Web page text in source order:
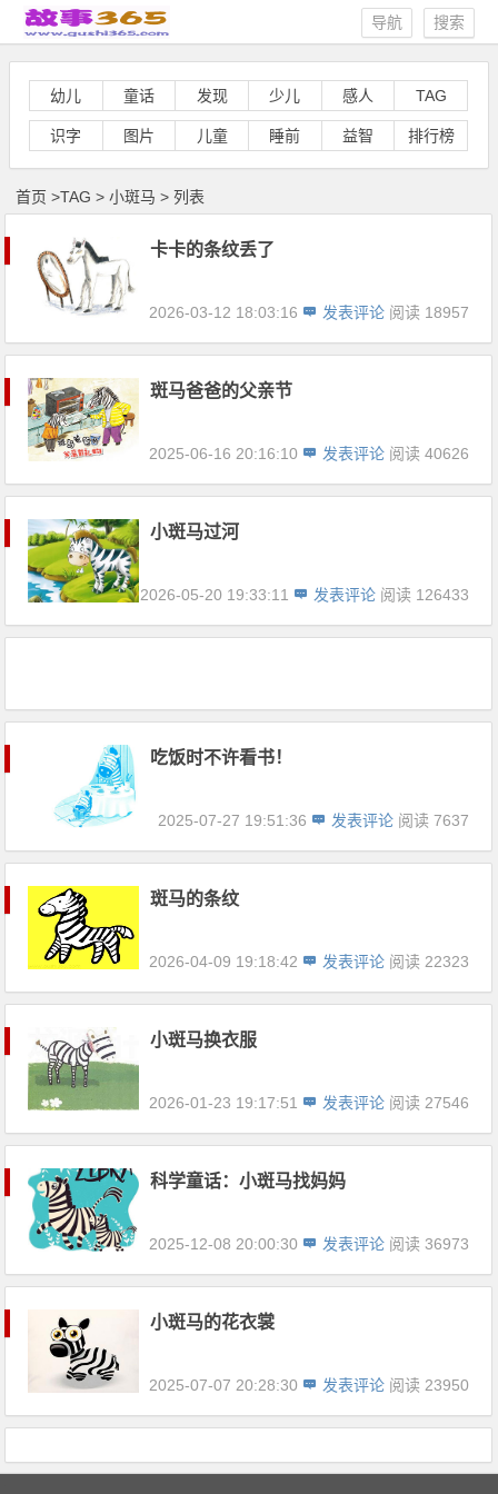
搜索
导航
幼儿 童话 发现 少儿 感人 TAG
识字 图片 儿童 睡前 益智 排行榜
首页 >TAG >小斑马 > 列表
卡卡的条纹丢了
2026-03-12 18:03:16 发表评论 阅读 18957
斑马爸爸的父亲节
2025-06-16 20:16:10 发表评论 阅读 40626
小斑马过河
2026-05-20 19:33:11 发表评论 阅读 126433
吃饭时不许看书！
2025-07-27 19:51:36 发表评论 阅读 7637
斑马的条纹
2026-04-09 19:18:42 发表评论 阅读 22323
小斑马换衣服
2026-01-23 19:17:51 发表评论 阅读 27546
科学童话：小斑马找妈妈
2025-12-08 20:00:30 发表评论 阅读 36973
小斑马的花衣裳
2025-07-07 20:28:30 发表评论 阅读 23950